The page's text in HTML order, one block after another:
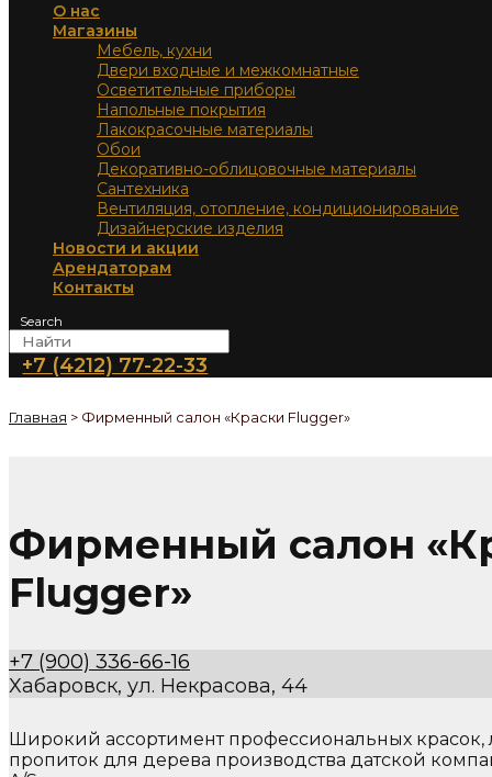
О нас
Магазины
Мебель, кухни
Двери входные и межкомнатные
Осветительные приборы
Напольные покрытия
Лакокрасочные материалы
Обои
Декоративно-облицовочные материалы
Сантехника
Вентиляция, отопление, кондиционирование
Дизайнерские изделия
Новости и акции
Арендаторам
Контакты
Search
+7 (4212) 77-22-33
Главная > Фирменный салон «Краски Flugger»
Фирменный салон
Flugger»
+7 (900) 336-66-16
Хабаровск, ул. Некрасова, 44
Широкий ассортимент профессиональных красок,
пропиток для дерева производства датской